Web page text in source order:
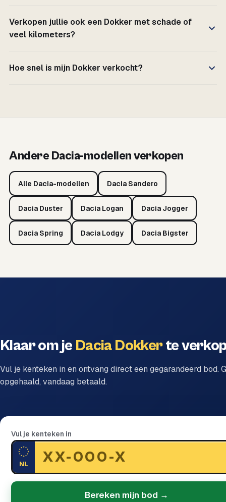
Verkopen jullie ook een Dokker met schade of
veel kilometers?
Hoe snel is mijn Dokker verkocht?
Andere Dacia-modellen verkopen
Alle Dacia-modellen Dacia Sandero
Dacia Duster Dacia Logan Dacia Jogger
Dacia Spring Dacia Lodgy Dacia Bigster
Klaar om je Dacia Dokkerte
Vul je kenteken in en ontvang direct een gegarandeerd bod.
opgehaald, vandaag betaald.
Vul je kenteken in
NL
Bereken mijn bod →